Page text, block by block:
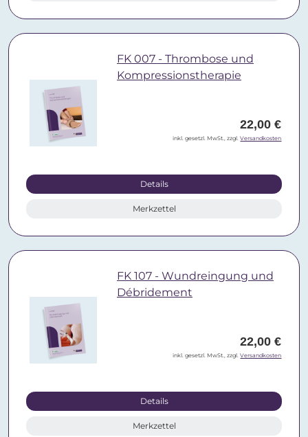
FK 007 - Thrombose und
Kompressionstherapie
22,00 €
inkl. gesetzl. MwSt., zzgl.Versandkosten
Details
Merkzettel
FK 107 - Wundreingung und
Débridement
22,00 €
inkl. gesetzl. MwSt., zzgl.Versandkosten
Details
Merkzettel